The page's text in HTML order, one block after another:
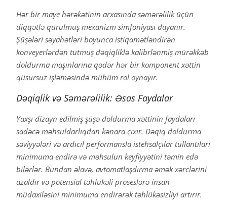
Hər bir maye hərəkətinin arxasında səmərəlilik üçün
diqqətlə qurulmuş mexanizm simfoniyası dayanır.
Şüşələri səyahətləri boyunca istiqamətləndirən
konveyerlərdən tutmuş dəqiqliklə kalibrlənmiş mürəkkəb
doldurma maşınlarına qədər hər bir komponent xəttin
qüsursuz işləməsində mühüm rol oynayır.
Dəqiqlik və Səmərəlilik: Əsas Faydalar
Yaxşı dizayn edilmiş şüşə doldurma xəttinin faydaları
sadəcə məhsuldarlıqdan kənara çıxır. Dəqiq doldurma
səviyyələri və ardıcıl performansla istehsalçılar tullantıları
minimuma endirə və məhsulun keyfiyyətini təmin edə
bilərlər. Bundan əlavə, avtomatlaşdırma əmək xərclərini
azaldır və potensial təhlükəli proseslərə insan
müdaxiləsini minimuma endirərək təhlükəsizliyi artırır.